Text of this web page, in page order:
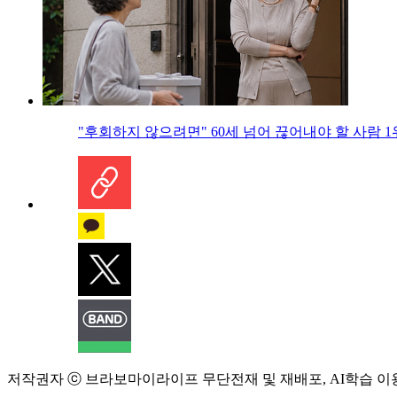
"후회하지 않으려면" 60세 넘어 끊어내야 할 사람 1
저작권자 ⓒ 브라보마이라이프 무단전재 및 재배포, AI학습 이